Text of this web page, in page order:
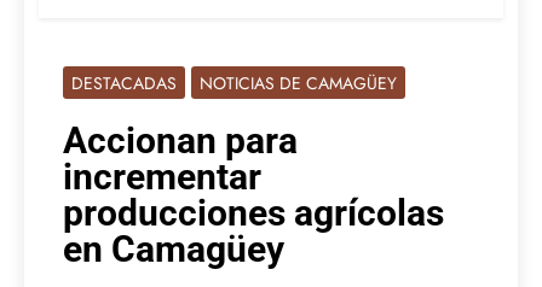
DESTACADAS NOTICIAS DE CAMAGÜEY
Accionan para
incrementar
producciones agrícolas
en Camagüey